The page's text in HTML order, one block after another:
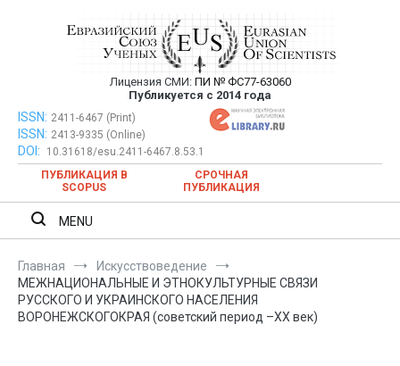
Евразийский Союз Ученых —
публикация научных статей в
ежемесячном научном журнале
Лицензия СМИ: ПИ № ФС77-63060
Публикуется с 2014 года
Евразийский Союз Ученых — публикация научных статей в
ежемесячном научном журнале
ISSN: 2411-6467 (Print)
ISSN: 2413-9335 (Online)
DOI:
10.31618/esu.2411-6467.8.53.1
ПУБЛИКАЦИЯ В
SCOPUS
СРОЧНАЯ
ПУБЛИКАЦИЯ
MENU
Главная
Искусствоведение
МЕЖНАЦИОНАЛЬНЫЕ И ЭТНОКУЛЬТУРНЫЕ СВЯЗИ
РУССКОГО И УКРАИНСКОГО НАСЕЛЕНИЯ
ВОРОНЕЖСКОГОКРАЯ (советский период –ХХ век)